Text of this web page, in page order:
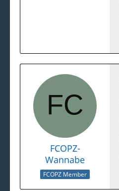
FCOPZ-
Wannabe
FCOPZ Member